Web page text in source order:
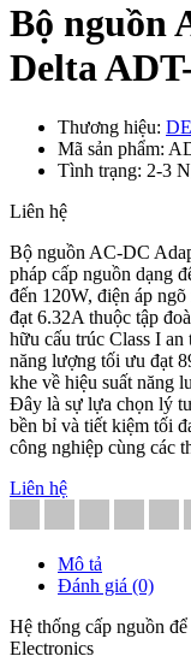
Bộ nguồn
Delta
Thương hiệu:
Mã sản phẩm:
Tình trạng: 2-3
Liên hệ
Bộ nguồn AC-DC
pháp cấp nguồn dạng
đến 120W, điện áp
đạt 6.32A thuộc tập
hữu cấu trúc Class I
năng lượng tối ưu đạt
khe về hiệu suất năng
Đây là sự lựa chọn lý
bền bỉ và tiết kiệm tối
công nghiệp cùng các
Liên hệ
Mô tả
Đánh giá (0)
Hệ thống cấp nguồn
Electronics